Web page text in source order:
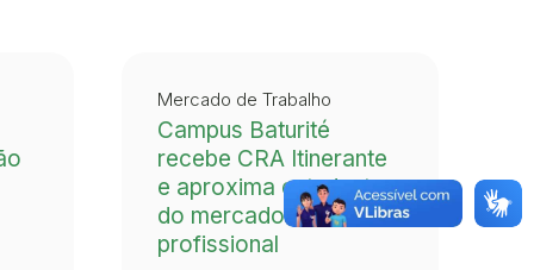
Mercado de Trabalho
Campus Baturité
recebe CRA Itinerante
e aproxima estudantes
do mercado
profissional